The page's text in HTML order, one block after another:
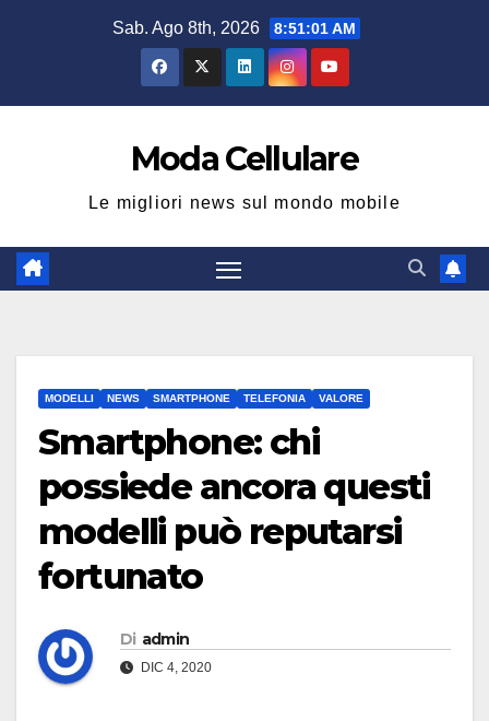
Sab. Ago 8th, 2026 8:51:01 AM
Moda Cellulare
Le migliori news sul mondo mobile
MODELLI NEWS SMARTPHONE TELEFONIA VALORE
Smartphone: chi
possiede ancora questi
modelli può reputarsi
fortunato
Di admin
DIC 4, 2020